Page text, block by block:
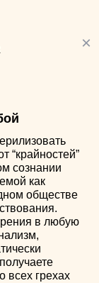
×
“крайностей”
сознании
как
обществе
в любую
всех грехах